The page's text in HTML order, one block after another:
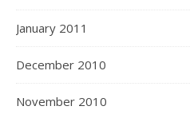
January 2011
December 2010
November 2010